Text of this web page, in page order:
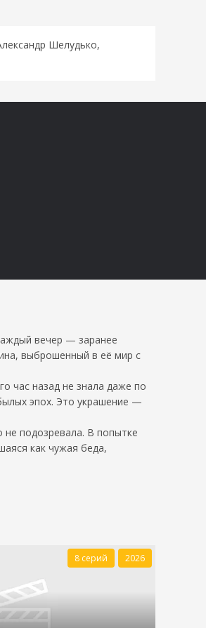
Шелудько,
вечер — заранее
выброшенный в её мир с
час назад не знала даже по
эпох. Это украшение —
не подозревала. В попытке
как чужая беда,
8 серий 2026